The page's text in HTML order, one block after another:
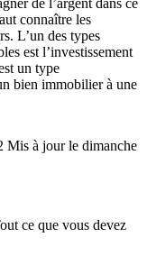
connaître les
L’un des types
est l’investissement
un type
bien immobilier à une
Mis à jour le dimanche
ce que vous devez